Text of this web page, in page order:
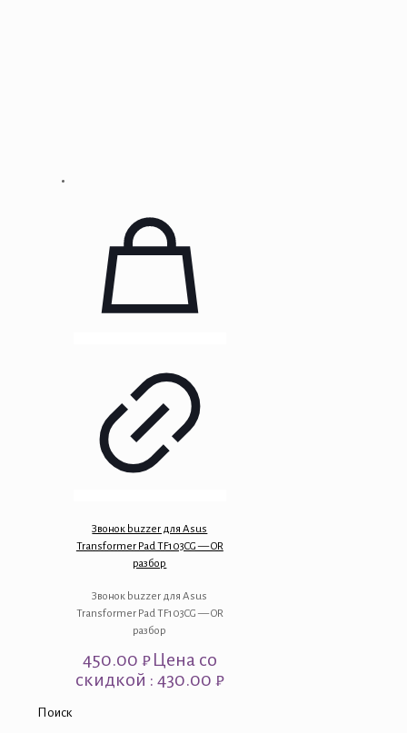
Звонок buzzer для Asus
Transformer Pad TF103CG — OR
разбор
Звонок buzzer для Asus
Transformer Pad TF103CG — OR
разбор
450.00 ₽Цена со
скидкой : 430.00 ₽
Поиск